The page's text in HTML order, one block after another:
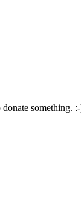
something.